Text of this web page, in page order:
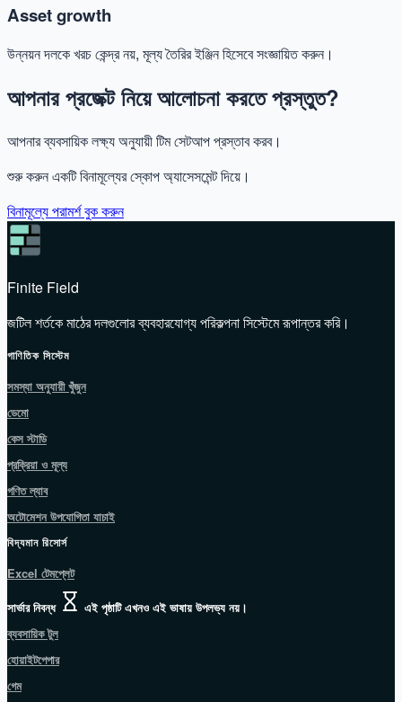
Asset growth
উন্নয়ন দলকে খরচ কেন্দ্র নয়, মূল্য তৈরির ইঞ্জিন হিসেবে সংজ্ঞায়িত করুন।
আপনার প্রজেক্ট নিয়ে আলোচনা করতে প্রস্তুত?
আপনার ব্যবসায়িক লক্ষ্য অনুযায়ী টিম সেটআপ প্রস্তাব করব।
শুরু করুন একটি বিনামূল্যের স্কোপ অ্যাসেসমেন্ট দিয়ে।
বিনামূল্যে পরামর্শ বুক করুন
Finite Field
জটিল শর্তকে মাঠের দলগুলোর ব্যবহারযোগ্য পরিকল্পনা সিস্টেমে রূপান্তর করি।
গাণিতিক সিস্টেম
সমস্যা অনুযায়ী খুঁজুন
ডেমো
কেস স্টাডি
প্রক্রিয়া ও মূল্য
গণিত ল্যাব
অটোমেশন উপযোগিতা যাচাই
বিদ্যমান রিসোর্স
Excel টেমপ্লেট
সার্ভার নিবন্ধ
এই পৃষ্ঠাটি এখনও এই ভাষায় উপলভ্য নয়।
ব্যবসায়িক টুল
হোয়াইটপেপার
গেম